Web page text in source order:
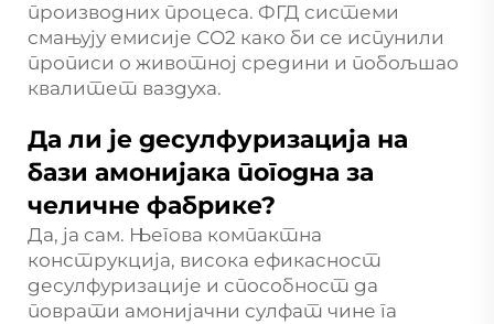
производних процеса. ФГД системи
смањују емисије СО2 како би се испунили
прописи о животној средини и побољшао
квалитет ваздуха.
Да ли је десулфуризација на
бази амонијака погодна за
челичне фабрике?
Да, ја сам. Његова компактна
конструкција, висока ефикасност
десулфуризације и способност да
поврати амонијачни сулфат чине га